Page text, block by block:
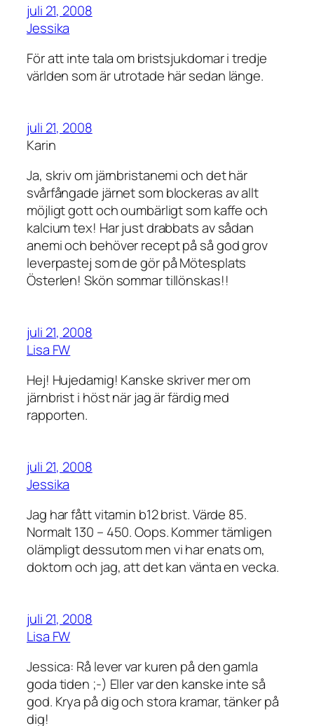
juli 21, 2008
Jessika
För att inte tala om bristsjukdomar i tredje
världen som är utrotade här sedan länge.
juli 21, 2008
Karin
Ja, skriv om järnbristanemi och det här
svårfångade järnet som blockeras av allt
möjligt gott och oumbärligt som kaffe och
kalcium tex! Har just drabbats av sådan
anemi och behöver recept på så god grov
leverpastej som de gör på Mötesplats
Österlen! Skön sommar tillönskas!!
juli 21, 2008
Lisa FW
Hej! Hujedamig! Kanske skriver mer om
järnbrist i höst när jag är färdig med
rapporten.
juli 21, 2008
Jessika
Jag har fått vitamin b12 brist. Värde 85.
Normalt 130 – 450. Oops. Kommer tämligen
olämpligt dessutom men vi har enats om,
doktorn och jag, att det kan vänta en vecka.
juli 21, 2008
Lisa FW
Jessica: Rå lever var kuren på den gamla
goda tiden ;-) Eller var den kanske inte så
god. Krya på dig och stora kramar, tänker på
dig!